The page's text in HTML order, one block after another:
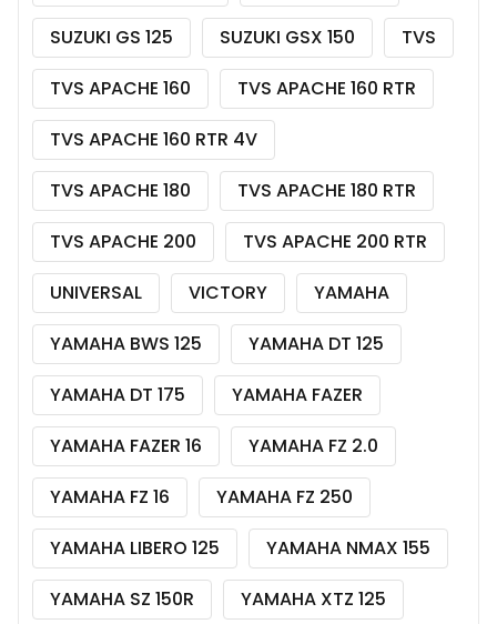
SUZUKI GS 125
SUZUKI GSX 150
TVS
TVS APACHE 160
TVS APACHE 160 RTR
TVS APACHE 160 RTR 4V
TVS APACHE 180
TVS APACHE 180 RTR
TVS APACHE 200
TVS APACHE 200 RTR
UNIVERSAL
VICTORY
YAMAHA
YAMAHA BWS 125
YAMAHA DT 125
YAMAHA DT 175
YAMAHA FAZER
YAMAHA FAZER 16
YAMAHA FZ 2.0
YAMAHA FZ 16
YAMAHA FZ 250
YAMAHA LIBERO 125
YAMAHA NMAX 155
YAMAHA SZ 150R
YAMAHA XTZ 125